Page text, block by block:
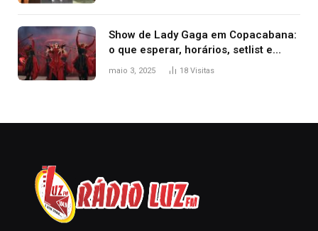
Show de Lady Gaga em Copacabana:
o que esperar, horários, setlist e
onde assistir
maio 3, 2025 18 Visitas